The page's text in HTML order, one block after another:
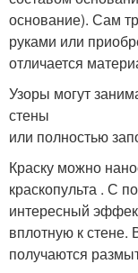
основание). Сам
руками или
отличается
Узоры могут
стены
или полностью
Краску можно
краскопульта . С
интересный
вплотную к стене.
получаются